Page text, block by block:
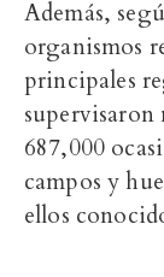
Además,
organismos
principales
supervisaron
687,000
campos y
ellos